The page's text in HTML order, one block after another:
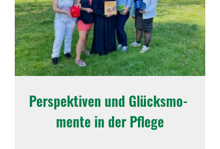
Perspek­tiven und Glücks­mo­
mente in der Pflege